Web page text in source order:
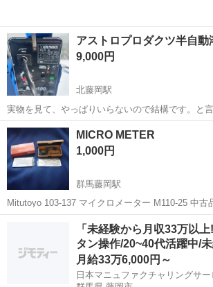
アストロプロダクツ半自動
9,000円
北藤岡駅
実物を見て、やっぱりいらないので結構です。と言
にやめてください。迷惑なので。 ノークレーム・
いします。クレームは 一切受け付けません‼️ 半自
く使用できますが、使って...
群馬 藤岡市
MICRO METER
1,000円
群馬藤岡駅
Mitutoyo 103-137 マイクロメーター M110-25 中古品 必要な方いました
ら いかがでしょうか？群馬藤岡駅 その他
「未経験から月収33万以
タン操作/20~40代活躍中/
月給33万6,000円～
日本マニュファクチャリングサ